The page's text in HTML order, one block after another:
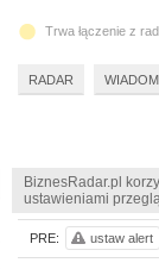
BiznesRadar.pl
ustawieniami
PRE: ustaw alert
Trwa łączenie z
RADAR